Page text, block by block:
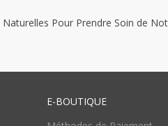
Pour Prendre Soin de
E-BOUTIQUE